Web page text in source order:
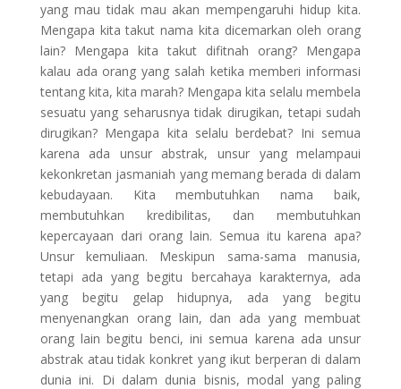
yang mau tidak mau akan mempengaruhi hidup kita.
Mengapa kita takut nama kita dicemarkan oleh orang
lain? Mengapa kita takut difitnah orang? Mengapa
kalau ada orang yang salah ketika memberi informasi
tentang kita, kita marah? Mengapa kita selalu membela
sesuatu yang seharusnya tidak dirugikan, tetapi sudah
dirugikan? Mengapa kita selalu berdebat? Ini semua
karena ada unsur abstrak, unsur yang melampaui
kekonkretan jasmaniah yang memang berada di dalam
kebudayaan. Kita membutuhkan nama baik,
membutuhkan kredibilitas, dan membutuhkan
kepercayaan dari orang lain. Semua itu karena apa?
Unsur kemuliaan. Meskipun sama-sama manusia,
tetapi ada yang begitu bercahaya karakternya, ada
yang begitu gelap hidupnya, ada yang begitu
menyenangkan orang lain, dan ada yang membuat
orang lain begitu benci, ini semua karena ada unsur
abstrak atau tidak konkret yang ikut berperan di dalam
dunia ini. Di dalam dunia bisnis, modal yang paling